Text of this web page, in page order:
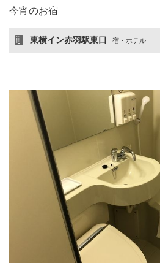
今宵のお宿
東横イン赤羽駅東口 宿・ホテル